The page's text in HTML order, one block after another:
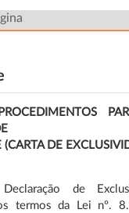
(CARTA DE
de
termos da Lei nº.